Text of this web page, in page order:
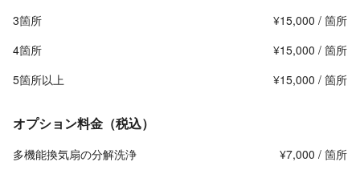
3箇所
¥15,000 / 箇所
4箇所
¥15,000 / 箇所
5箇所以上
¥15,000 / 箇所
オプション料金（税込）
多機能換気扇の分解洗浄 ¥7,000 / 箇所